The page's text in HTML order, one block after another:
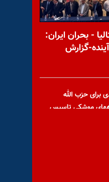
برای حزب الله
موشکی تاسیس
- بحران ایران:
گزارش